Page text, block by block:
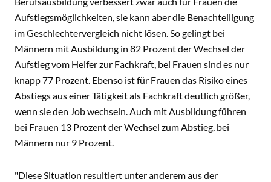
Aufstiegsmöglichkeiten, sie kann aber die Benachteiligung
im Geschlechtervergleich nicht lösen. So gelingt bei
Männern mit Ausbildung in 82 Prozent der Wechsel der
Aufstieg vom Helfer zur Fachkraft, bei Frauen sind es nur
knapp 77 Prozent. Ebenso ist für Frauen das Risiko eines
Abstiegs aus einer Tätigkeit als Fachkraft deutlich größer,
wenn sie den Job wechseln. Auch mit Ausbildung führen
bei Frauen 13 Prozent der Wechsel zum Abstieg, bei
Männern nur 9 Prozent.
"Diese Situation resultiert unter anderem aus der